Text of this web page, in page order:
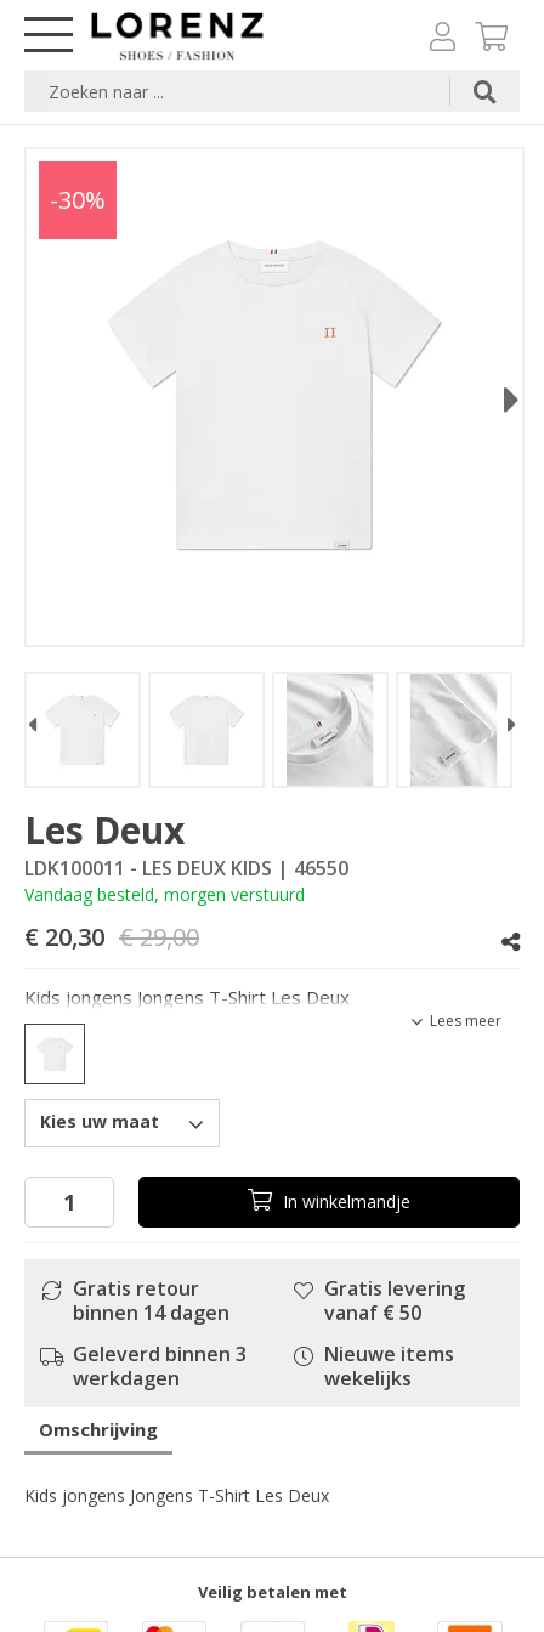
-30%
Les Deux
LDK100011 - LES DEUX KIDS | 46550
Vandaag besteld, morgen verstuurd
€ 29,00
€ 20,30
Kids jongens Jongens T-Shirt Les Deux
Lees meer
Kies uw maat
In winkelmandje
Gratis retour
binnen 14 dagen
Geleverd binnen 3
werkdagen
Gratis levering
vanaf € 50
Nieuwe items
wekelijks
Omschrijving
Kids jongens Jongens T-Shirt Les Deux
Veilig betalen met